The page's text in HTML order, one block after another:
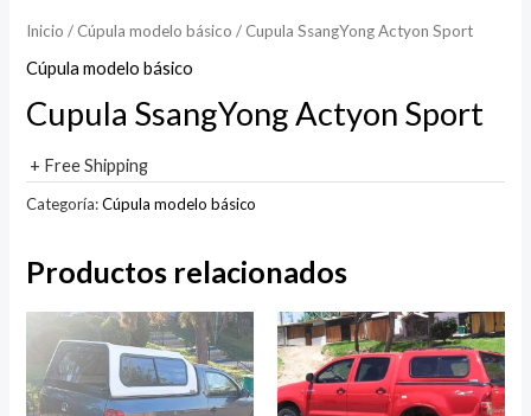
Inicio / Cúpula modelo básico / Cupula SsangYong Actyon Sport
Cúpula modelo básico
Cupula SsangYong Actyon Sport
+ Free Shipping
Categoría:Cúpula modelo básico
Productos relacionados